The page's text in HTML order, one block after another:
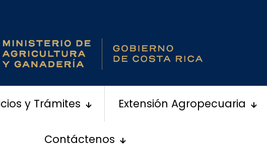
y Trámites Extensión Agropecuaria
Contáctenos